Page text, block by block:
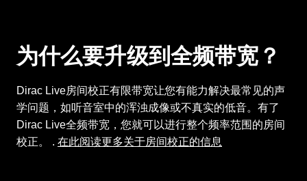
为什么要升级到全频带宽？
Dirac Live房间校正有限带宽让您有能力解决最常见的声
学问题，如听音室中的浑浊成像或不真实的低音。有了
Dirac Live全频带宽，您就可以进行整个频率范围的房间
校正。 . 在此阅读更多关于房间校正的信息